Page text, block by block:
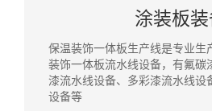
涂装板
保温装饰一体板生产线是专业生
装饰一体板流水线设备，有氟碳
漆流水线设备、多彩漆流水线设
设备等